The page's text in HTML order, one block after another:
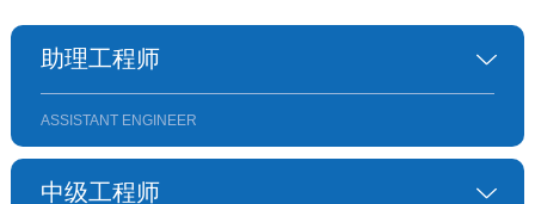
助理工程师
ASSISTANT ENGINEER
中级工程师